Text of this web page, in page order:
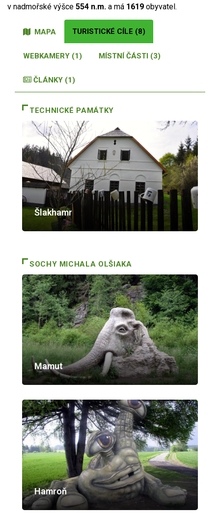
v nadmořské výšce 554 n.m. a má 1619 obyvatel.
MAPA TURISTICKÉ CÍLE (8)
WEBKAMERY (1) MÍSTNÍ ČÁSTI (3)
ČLÁNKY (1)
TECHNICKÉ PAMÁTKY
Šlakhamr
SOCHY MICHALA OLŠIAKA
Mamut
Hamroň